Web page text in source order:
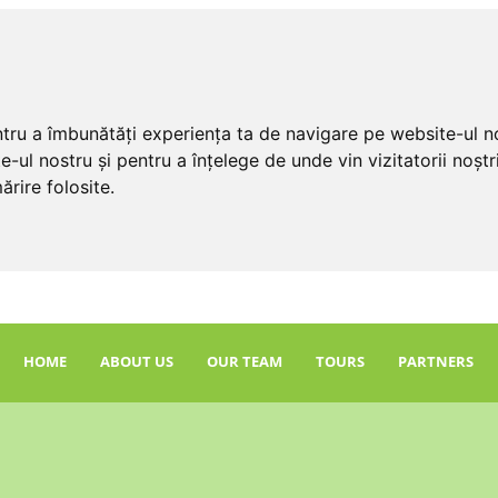
a îmbunătăți experiența ta de navigare pe website-ul
ul nostru și pentru a înțelege de unde vin vizitatorii
folosite.
HOME ABOUT US OUR TEAM TOURS PARTNERS